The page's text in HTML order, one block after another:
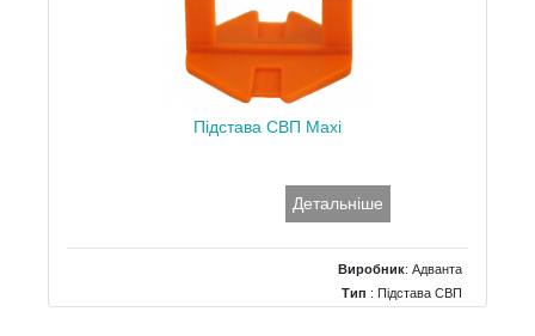
Підстава СВП Maxi
Детальніше
Виробник: Адванта
Тип : Підстава СВП